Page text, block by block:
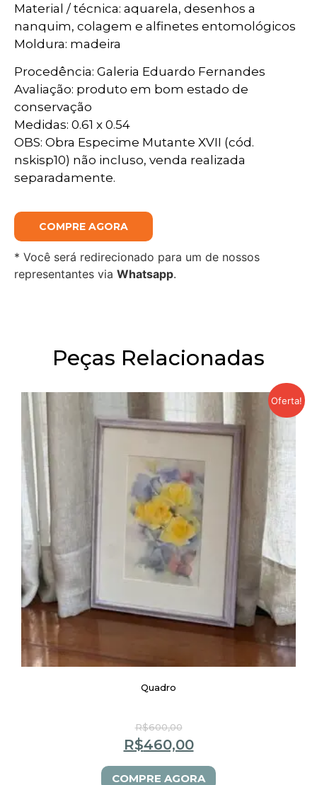
Material / técnica: aquarela, desenhos a
nanquim, colagem e alfinetes entomológicos
Moldura: madeira
Procedência: Galeria Eduardo Fernandes
Avaliação: produto em bom estado de
conservação
Medidas: 0.61 x 0.54
OBS: Obra Especime Mutante XVII (cód.
nskisp10) não incluso, venda realizada
separadamente.
COMPRE AGORA
* Você será redirecionado para um de nossos
representantes via Whatsapp.
Peças Relacionadas
Oferta!
Quadro
R$600,00
R$460,00
COMPRE AGORA